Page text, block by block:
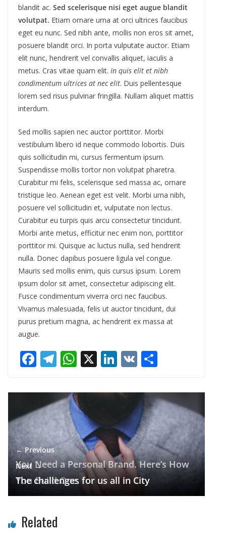
blandit ac. Sed scelerisque nisi eget augue blandit
volutpat. Etiam ornare urna at orci ultrices faucibus
eget eu nunc. Sed nibh ante, mollis non eros sit amet,
posuere blandit orci. In porta vulputate auctor. Etiam
elit nunc, hendrerit vel convallis aliquet, iaculis a
metus. Cras vitae quam elit. In quis elit et nibh
condimentum ultrices at nec elit. Duis pellentesque
lorem sed risus pulvinar fringilla. Nullam aliquet mattis
interdum.
Sed mollis sapien nec auctor porttitor. Morbi
vestibulum libero id neque commodo lobortis. Duis
quis sollicitudin mi, cursus fermentum ipsum.
Suspendisse mollis tortor non volutpat pharetra.
Curabitur mi felis, scelerisque sed massa ac, ornare
tristique leo. Aenean eget est velit. Morbi urna nibh,
posuere vel sollicitudin et, vulputate non lectus.
Curabitur eu turpis quis arcu consectetur tincidunt.
Morbi ante metus, efficitur nec enim non, porttitor
porttitor mi. Quisque ac luctus nulla, sed hendrerit
nulla. Donec dapibus posuere ligula vel congue.
Mauris sed mollis enim, quis cursus ipsum. Lorem
ipsum dolor sit amet, consectetur adipiscing elit.
Fusce condimentum viverra orci nec faucibus.
Vivamus malesuada, felis ut auctor tincidunt, dui
purus pretium magna, ac hendrerit ex massa at
augue.
F
e
b
o
o
k
T
e
gr
a
m
W
at
s
A
p
p
X Li
k
dI
n
V
ar
e
← Previous
You Need a Personal Brand. Here’s How
You Build One.
Next →
The challenges for us all in City
Related